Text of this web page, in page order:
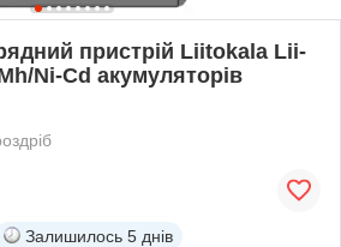
пристрій Liitokala Lii-
Ni-Cd акумуляторів
Залишилось 5 днів